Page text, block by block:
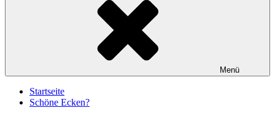
Menü
Startseite
Schöne Ecken?